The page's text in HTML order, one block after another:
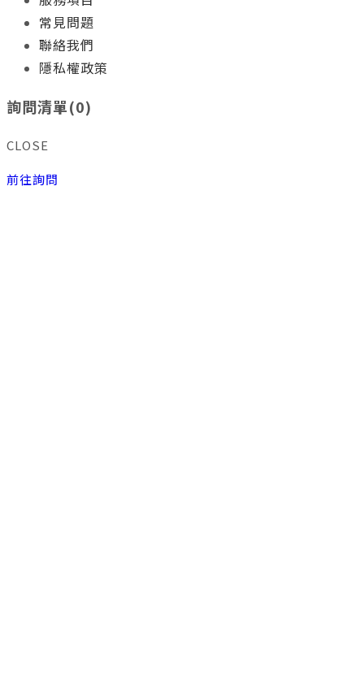
常見問題
聯絡我們
隱私權政策
詢問清單(0)
CLOSE
前往詢問